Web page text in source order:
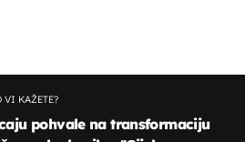
VI KAŽETE?
pohvale na transformaciju